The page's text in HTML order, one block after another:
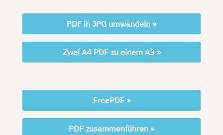
PDF in JPG umwandeln »
Zwei A4 PDF zu einem A3 »
FreePDF »
PDF zusammenführen »